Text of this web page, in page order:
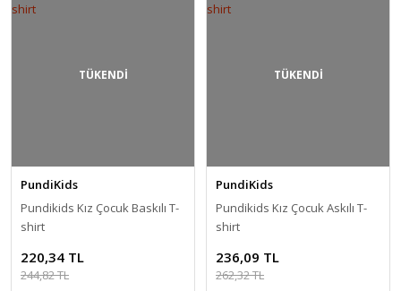
TÜKENDİ
PundiKids
Pundikids Kız Çocuk Baskılı T-
shirt
220,34 TL
244,82 TL
TÜKENDİ
PundiKids
Pundikids Kız Çocuk Askılı T-
shirt
236,09 TL
262,32 TL